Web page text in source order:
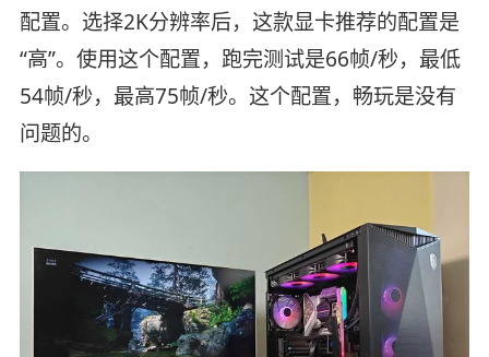
配置。选择2K分辨率后，这款显卡推荐的配置是
“高”。使用这个配置，跑完测试是66帧/秒，最低
54帧/秒，最高75帧/秒。这个配置，畅玩是没有
问题的。